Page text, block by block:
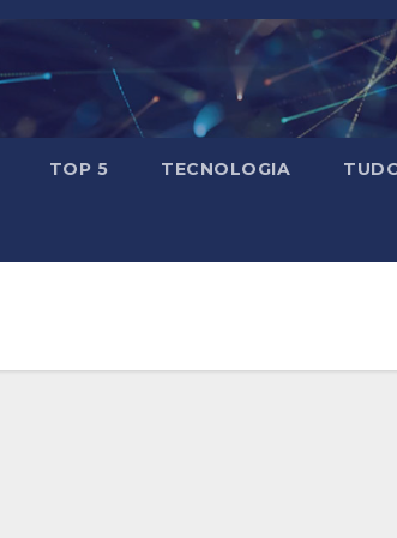
TOP 5 TECNOLOGIA